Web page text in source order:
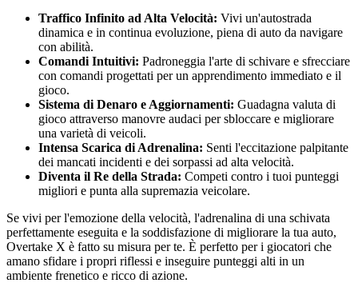
Traffico Infinito ad Alta Velocità: Vivi un'autostrada
dinamica e in continua evoluzione, piena di auto da navigare
con abilità.
Comandi Intuitivi: Padroneggia l'arte di schivare e sfrecciare
con comandi progettati per un apprendimento immediato e il
gioco.
Sistema di Denaro e Aggiornamenti: Guadagna valuta di
gioco attraverso manovre audaci per sbloccare e migliorare
una varietà di veicoli.
Intensa Scarica di Adrenalina: Senti l'eccitazione palpitante
dei mancati incidenti e dei sorpassi ad alta velocità.
Diventa il Re della Strada: Competi contro i tuoi punteggi
migliori e punta alla supremazia veicolare.
Se vivi per l'emozione della velocità, l'adrenalina di una schivata
perfettamente eseguita e la soddisfazione di migliorare la tua auto,
Overtake X è fatto su misura per te. È perfetto per i giocatori che
amano sfidare i propri riflessi e inseguire punteggi alti in un
ambiente frenetico e ricco di azione.